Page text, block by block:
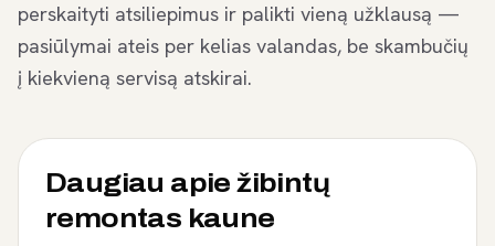
perskaityti atsiliepimus ir palikti vieną užklausą —
pasiūlymai ateis per kelias valandas, be skambučių
į kiekvieną servisą atskirai.
Daugiau apiežibintų
remontas kaune